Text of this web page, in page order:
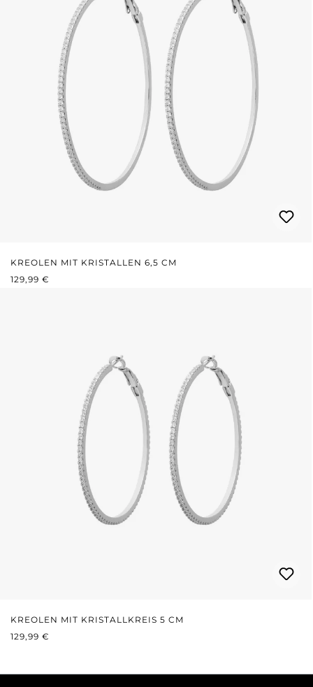
KREOLEN MIT KRISTALLEN 6,5 CM
REGULÄRER PREIS:
129,99 €
KREOLEN MIT KRISTALLKREIS 5 CM
REGULÄRER PREIS:
129,99 €